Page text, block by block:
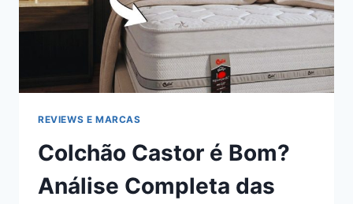
REVIEWS E MARCAS
Colchão Castor é Bom?
Análise Completa das